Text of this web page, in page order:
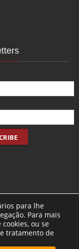
para lhe
Para mais
ou se
tratamento de